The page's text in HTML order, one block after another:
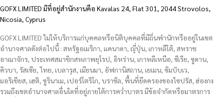
GOFX LIMITED มีที่อยู่สำนักงานคือ Kavalas 24, Flat 301, 2044 Strovolos,
Nicosia, Cyprus
GOFX LIMITED ไม่ให้บริการแก่บุคคลหรือนิติบุคคลที่มีถิ่นพำนักหรืออยู่ในเขต
อำนาจศาลดังต่อไปนี้ : สหรัฐอเมริกา, แคนาดา, ญี่ปุ่น, เกาหลีใต้, สหราช
อาณาจักร, ประเทศสมาชิกสหภาพยุโรป, อิหร่าน, เกาหลีเหนือ, ซีเรีย, ซูดาน,
คิวบา, รัสเซีย, ไทย, เบลารุส, เมียนมา, อัฟกานิสถาน, เยเมน, ซิมบับเว,
มอริเชียส, เฮติ, ซูรินาเม, เปอร์โตริโก, บราซิล, พื้นที่ยึดครองของไซปรัส, ฮ่องกง
รวมถึงเขตอำนาจศาลอื่นใดที่อยู่ภายใต้การคว่ำบาตร มีข้อจำกัดหรือมาตรการ